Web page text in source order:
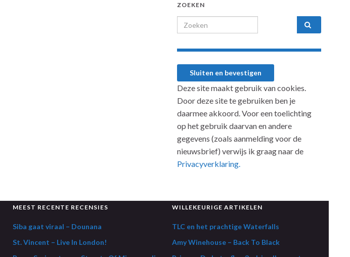
ZOEKEN
Search for:
Deze site maakt gebruik van cookies.
Door deze site te gebruiken ben je
daarmee akkoord. Voor een toelichting
op het gebruik daarvan en andere
gegevens (zoals aanmelding voor de
nieuwsbrief) verwijs ik graag naar de
Privacyverklaring.
MEEST RECENTE RECENSIES
Siba gaat viraal – Dounana
St. Vincent – Live In London!
WILLEKEURIGE ARTIKELEN
TLC en het prachtige Waterfalls
Amy Winehouse – Back To Black